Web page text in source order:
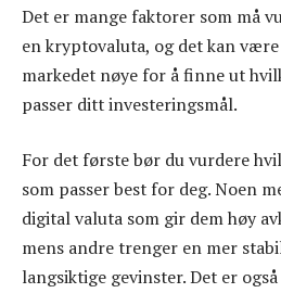
Det er mange faktorer som må
en kryptovaluta, og det kan
markedet nøye for å finne ut
passer ditt investeringsmål.
For det første bør du vurdere
som passer best for deg. Noen
digital valuta som gir dem høy
mens andre trenger en mer
langsiktige gevinster. Det er